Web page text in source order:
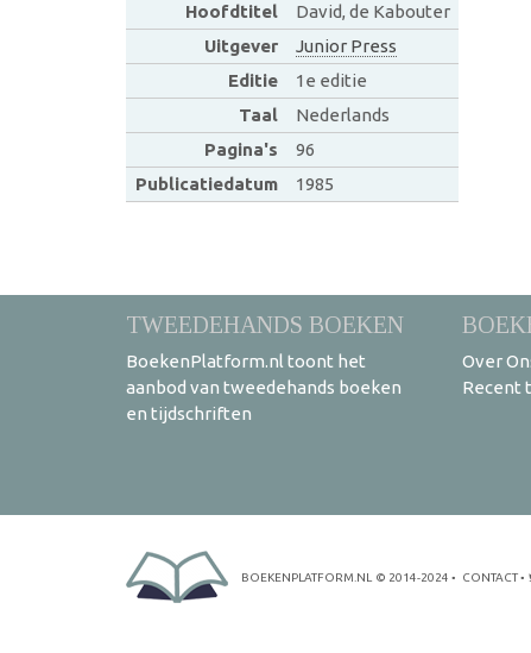
Hoofdtitel
David, de Kabouter
Uitgever
Junior Press
Editie
1e editie
Taal
Nederlands
Pagina's
96
Publicatiedatum
1985
TWEEDEHANDS BOEKEN
BoekenPlatform.nl toont het
aanbod van tweedehands boeken
en tijdschriften
Over
Recent
BOEKENPLATFORM.NL © 2014-2024 • CONTACT•